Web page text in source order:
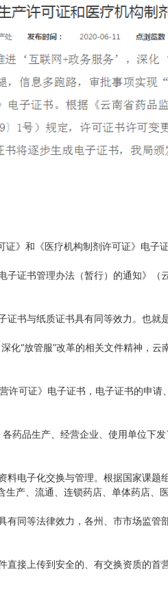
》和《医疗机构制剂许可证》电子证
子证书管理办法（暂行）的通知》
书与纸质证书具有同等效力。也就
化“放管服”改革的相关文件精神，
可证》电子证书，电子证书的申
品生产、经营企业、使用单位下
料电子化交换与管理。根据国家课
产、流通、连锁药店、单体药店、医
有同等法律效力，各州、市市场监
接上传到安全的、有交换资质的